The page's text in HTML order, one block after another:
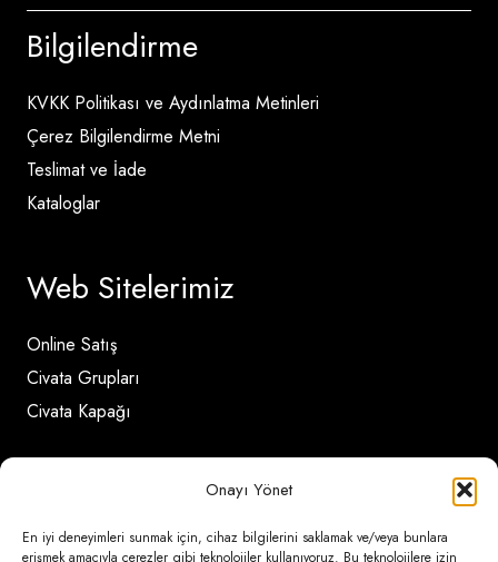
Onayı Yönet
En iyi deneyimleri sunmak için, cihaz bilgilerini saklamak ve/veya bunlara
erişmek amacıyla çerezler gibi teknolojiler kullanıyoruz. Bu teknolojilere izin
Bilgilendirme
KVKK Politikası ve Aydınlatma Metinleri
Çerez Bilgilendirme Metni
Teslimat ve İade
Kataloglar
Web Sitelerimiz
Online Satış
Civata Grupları
Civata Kapağı
İletişim Detayları
Ömerli Mahallesi Risalet Sokak No:6/A (Hadımköy)